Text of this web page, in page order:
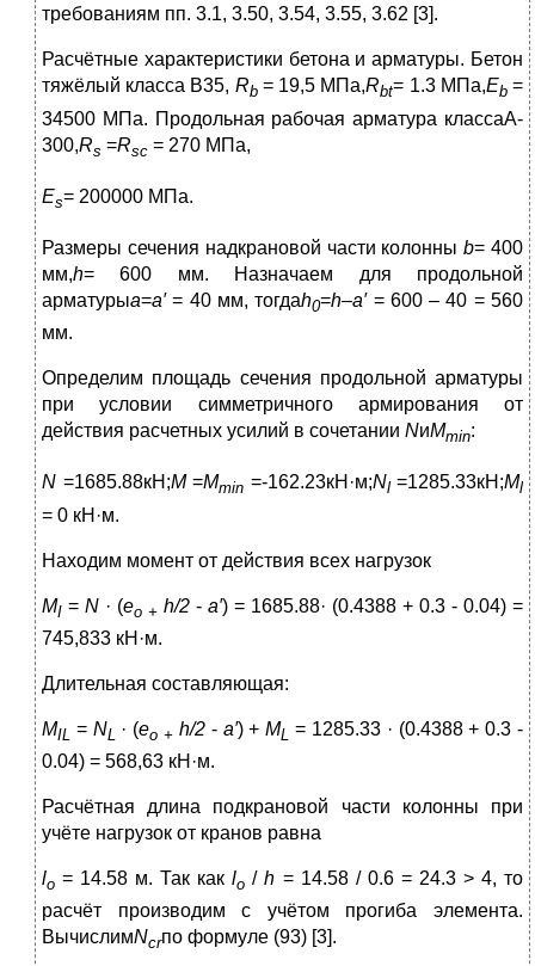
требованиям пп. 3.1, 3.50, 3.54, 3.55, 3.62 [3].
Расчётные характеристики бетона и арматуры. Бетон
тяжёлый класса В35, Rb = 19,5 МПа,Rbt= 1.3 МПа,Eb =
34500 МПа. Продольная рабочая арматура классаA-
300,Rs =Rsc = 270 МПа,
Es= 200000 МПа.
Размеры сечения надкрановой части колонныb= 400
мм,h= 600 мм. Назначаем для продольной
арматурыа=а′= 40 мм, тогдаh0=h–а′ = 600 – 40 = 560
мм.
Определим площадь сечения продольной арматуры
при условии симметричного армирования от
действия расчетных усилий в сочетании NиMmin:
N =1685.88кН;M =Mmin =-162.23кН·м;Nl =1285.33кН;Ml
= 0 кН·м.
Находим момент от действия всех нагрузок
MI = N · (ео + h/2 - a′) = 1685.88· (0.4388 + 0.3 - 0.04) =
745,833 кН·м.
Длительная составляющая:
MIL = NL · (ео + h/2 - a′) +ML = 1285.33 · (0.4388 + 0.3 -
0.04) = 568,63 кН·м.
Расчётная длина подкрановой части колонны при
учёте нагрузок от кранов равна
lo = 14.58 м. Так какlo /h = 14.58 / 0.6 = 24.3 > 4, то
расчёт производим с учётом прогиба элемента.
ВычислимNcrпо формуле (93) [3].